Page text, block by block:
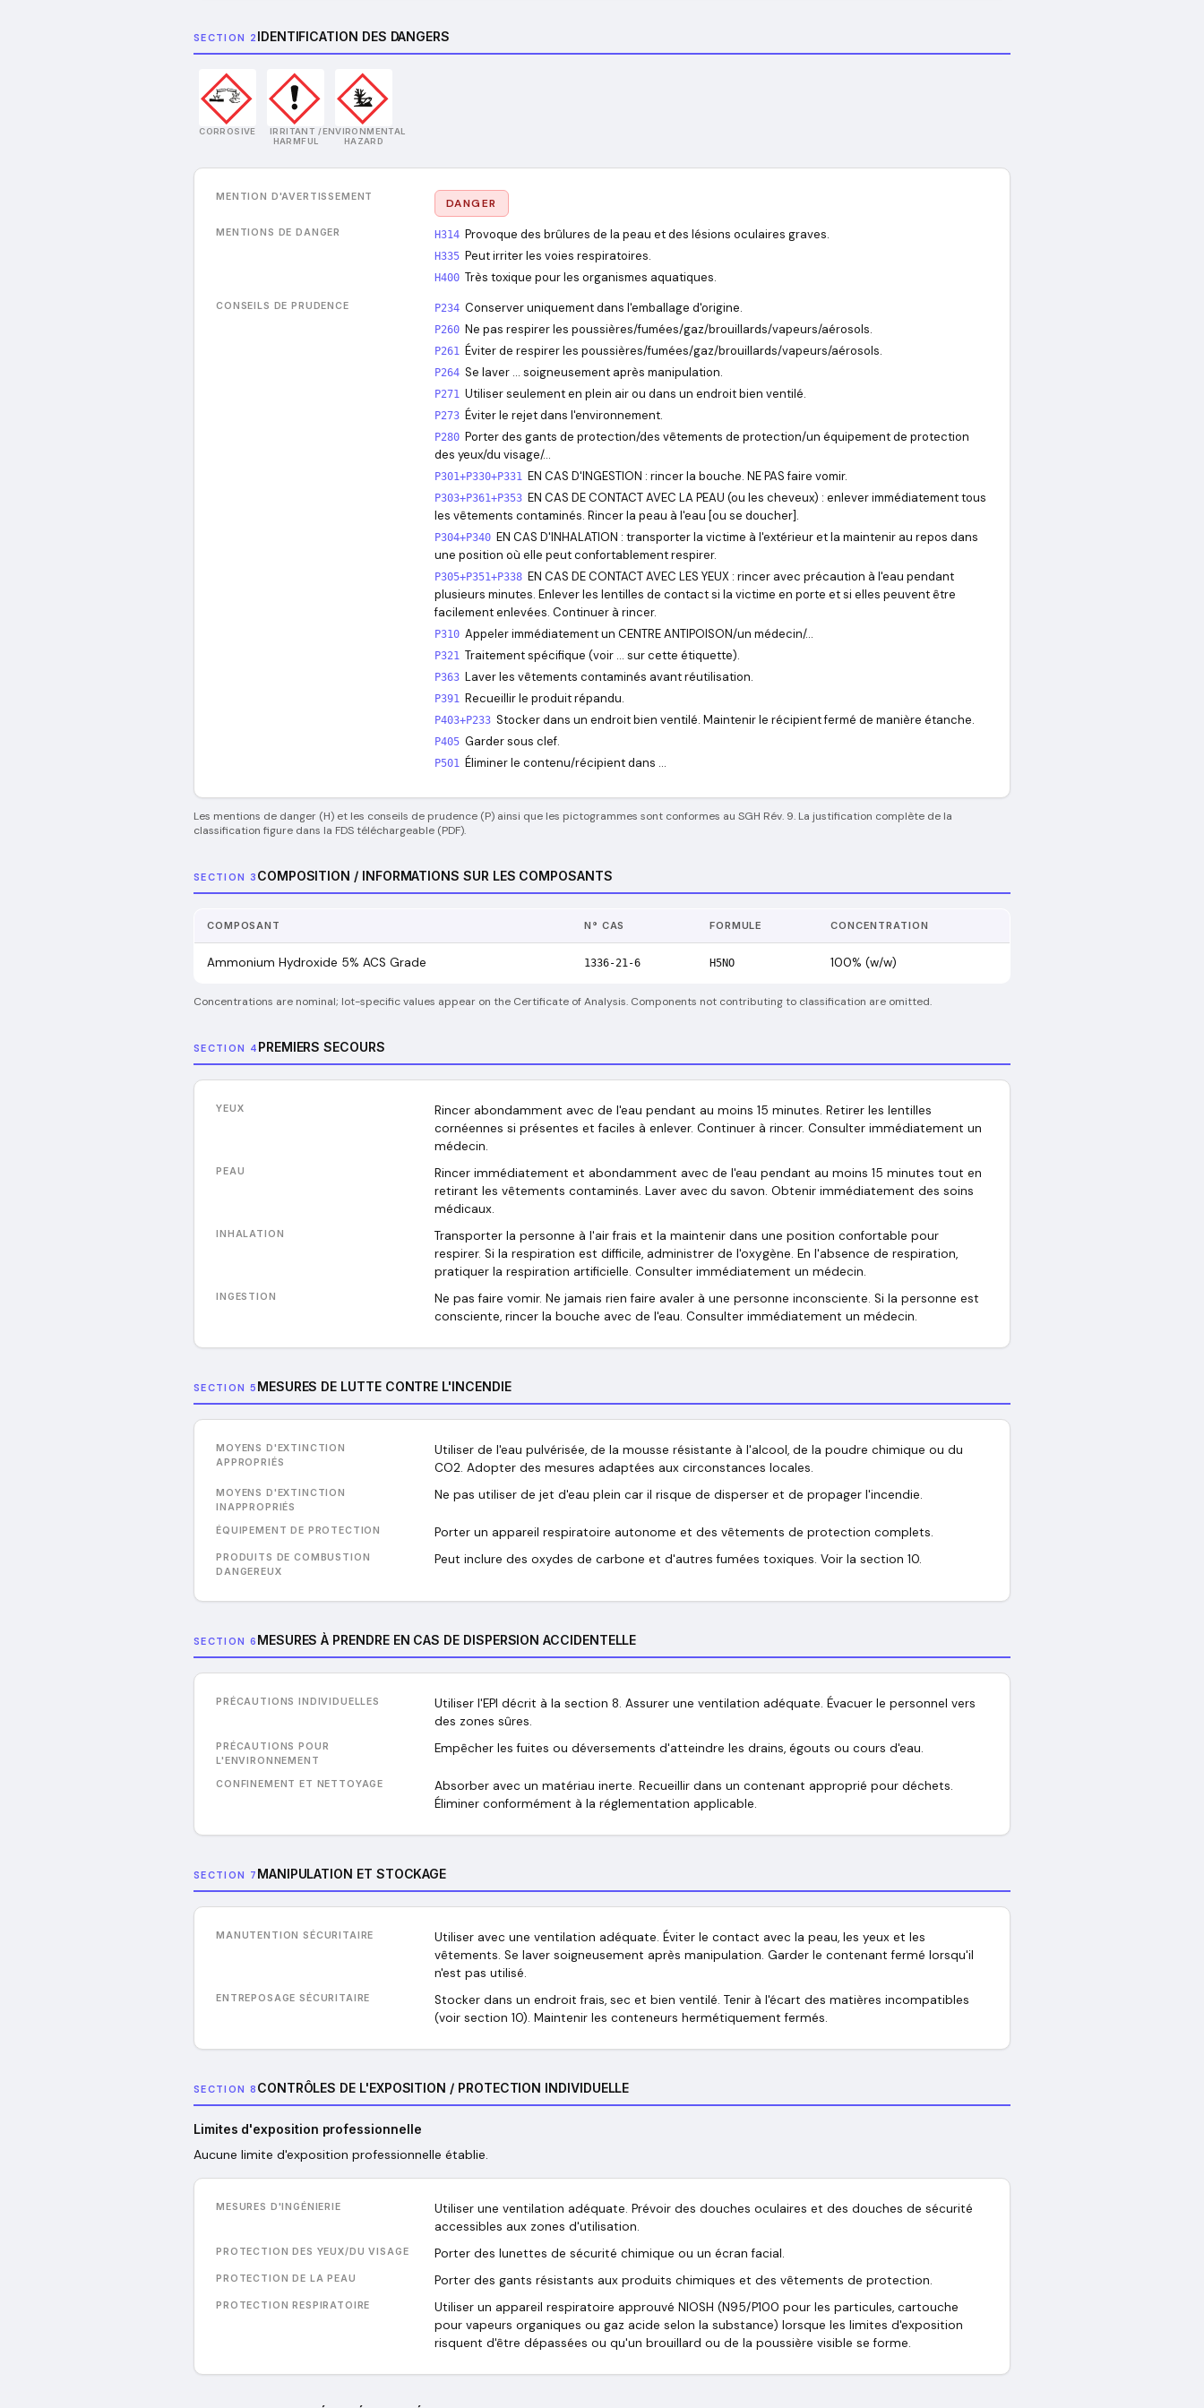
SECTION 2 IDENTIFICATION DES DANGERS
CORROSIVE
IRRITANT /
HARMFUL
ENVIRONMENTAL
HAZARD
MENTION D'AVERTISSEMENT DANGER
MENTIONS DE DANGER H314 Provoque des brûlures de la peau et des lésions oculaires graves.
H335 Peut irriter les voies respiratoires.
H400 Très toxique pour les organismes aquatiques.
CONSEILS DE PRUDENCE P234 Conserver uniquement dans l'emballage d'origine.
P260 Ne pas respirer les poussières/fumées/gaz/brouillards/vapeurs/aérosols.
P261 Éviter de respirer les poussières/fumées/gaz/brouillards/vapeurs/aérosols.
P264 Se laver … soigneusement après manipulation.
P271 Utiliser seulement en plein air ou dans un endroit bien ventilé.
P273 Éviter le rejet dans l'environnement.
P280 Porter des gants de protection/des vêtements de protection/un équipement de protection
des yeux/du visage/…
P301+P330+P331 EN CAS D'INGESTION : rincer la bouche. NE PAS faire vomir.
P303+P361+P353 EN CAS DE CONTACT AVEC LA PEAU (ou les cheveux) : enlever immédiatement tous
les vêtements contaminés. Rincer la peau à l'eau [ou se doucher].
P304+P340 EN CAS D'INHALATION : transporter la victime à l'extérieur et la maintenir au repos dans
une position où elle peut confortablement respirer.
P305+P351+P338 EN CAS DE CONTACT AVEC LES YEUX : rincer avec précaution à l'eau pendant
plusieurs minutes. Enlever les lentilles de contact si la victime en porte et si elles peuvent être
facilement enlevées. Continuer à rincer.
P310 Appeler immédiatement un CENTRE ANTIPOISON/un médecin/…
P321 Traitement spécifique (voir … sur cette étiquette).
P363 Laver les vêtements contaminés avant réutilisation.
P391 Recueillir le produit répandu.
P403+P233 Stocker dans un endroit bien ventilé. Maintenir le récipient fermé de manière étanche.
P405 Garder sous clef.
P501 Éliminer le contenu/récipient dans …
Les mentions de danger (H) et les conseils de prudence (P) ainsi que les pictogrammes sont conformes au SGH Rév. 9. La justification complète de la
classification figure dans la FDS téléchargeable (PDF).
SECTION 3 COMPOSITION / INFORMATIONS SUR LES COMPOSANTS
COMPOSANT N° CAS FORMULE CONCENTRATION
Ammonium Hydroxide 5% ACS Grade 1336-21-6 H5NO 100% (w/w)
Concentrations are nominal; lot-specific values appear on the Certificate of Analysis. Components not contributing to classification are omitted.
SECTION 4 PREMIERS SECOURS
YEUX
Rincer abondamment avec de l'eau pendant au moins 15 minutes. Retirer les lentilles
cornéennes si présentes et faciles à enlever. Continuer à rincer. Consulter immédiatement un
médecin.
PEAU
Rincer immédiatement et abondamment avec de l'eau pendant au moins 15 minutes tout en
retirant les vêtements contaminés. Laver avec du savon. Obtenir immédiatement des soins
médicaux.
INHALATION
Transporter la personne à l'air frais et la maintenir dans une position confortable pour
respirer. Si la respiration est difficile, administrer de l'oxygène. En l'absence de respiration,
pratiquer la respiration artificielle. Consulter immédiatement un médecin.
INGESTION
Ne pas faire vomir. Ne jamais rien faire avaler à une personne inconsciente. Si la personne est
consciente, rincer la bouche avec de l'eau. Consulter immédiatement un médecin.
SECTION 5 MESURES DE LUTTE CONTRE L'INCENDIE
MOYENS D'EXTINCTION
APPROPRIÉS
Utiliser de l'eau pulvérisée, de la mousse résistante à l'alcool, de la poudre chimique ou du
CO2. Adopter des mesures adaptées aux circonstances locales.
MOYENS D'EXTINCTION
INAPPROPRIÉS
Ne pas utiliser de jet d'eau plein car il risque de disperser et de propager l'incendie.
ÉQUIPEMENT DE PROTECTION Porter un appareil respiratoire autonome et des vêtements de protection complets.
PRODUITS DE COMBUSTION
DANGEREUX
Peut inclure des oxydes de carbone et d'autres fumées toxiques. Voir la section 10.
SECTION 6 MESURES À PRENDRE EN CAS DE DISPERSION ACCIDENTELLE
PRÉCAUTIONS INDIVIDUELLES
Utiliser l'EPI décrit à la section 8. Assurer une ventilation adéquate. Évacuer le personnel vers
des zones sûres.
PRÉCAUTIONS POUR
L'ENVIRONNEMENT
Empêcher les fuites ou déversements d'atteindre les drains, égouts ou cours d'eau.
CONFINEMENT ET NETTOYAGE
Absorber avec un matériau inerte. Recueillir dans un contenant approprié pour déchets.
Éliminer conformément à la réglementation applicable.
SECTION 7 MANIPULATION ET STOCKAGE
MANUTENTION SÉCURITAIRE
Utiliser avec une ventilation adéquate. Éviter le contact avec la peau, les yeux et les
vêtements. Se laver soigneusement après manipulation. Garder le contenant fermé lorsqu'il
n'est pas utilisé.
ENTREPOSAGE SÉCURITAIRE
Stocker dans un endroit frais, sec et bien ventilé. Tenir à l'écart des matières incompatibles
(voir section 10). Maintenir les conteneurs hermétiquement fermés.
SECTION 8 CONTRÔLES DE L'EXPOSITION / PROTECTION INDIVIDUELLE
Limites d'exposition professionnelle
Aucune limite d'exposition professionnelle établie.
MESURES D'INGÉNIERIE
Utiliser une ventilation adéquate. Prévoir des douches oculaires et des douches de sécurité
accessibles aux zones d'utilisation.
PROTECTION DES YEUX/DU VISAGE Porter des lunettes de sécurité chimique ou un écran facial.
PROTECTION DE LA PEAU Porter des gants résistants aux produits chimiques et des vêtements de protection.
PROTECTION RESPIRATOIRE
Utiliser un appareil respiratoire approuvé NIOSH (N95/P100 pour les particules, cartouche
pour vapeurs organiques ou gaz acide selon la substance) lorsque les limites d'exposition
risquent d'être dépassées ou qu'un brouillard ou de la poussière visible se forme.